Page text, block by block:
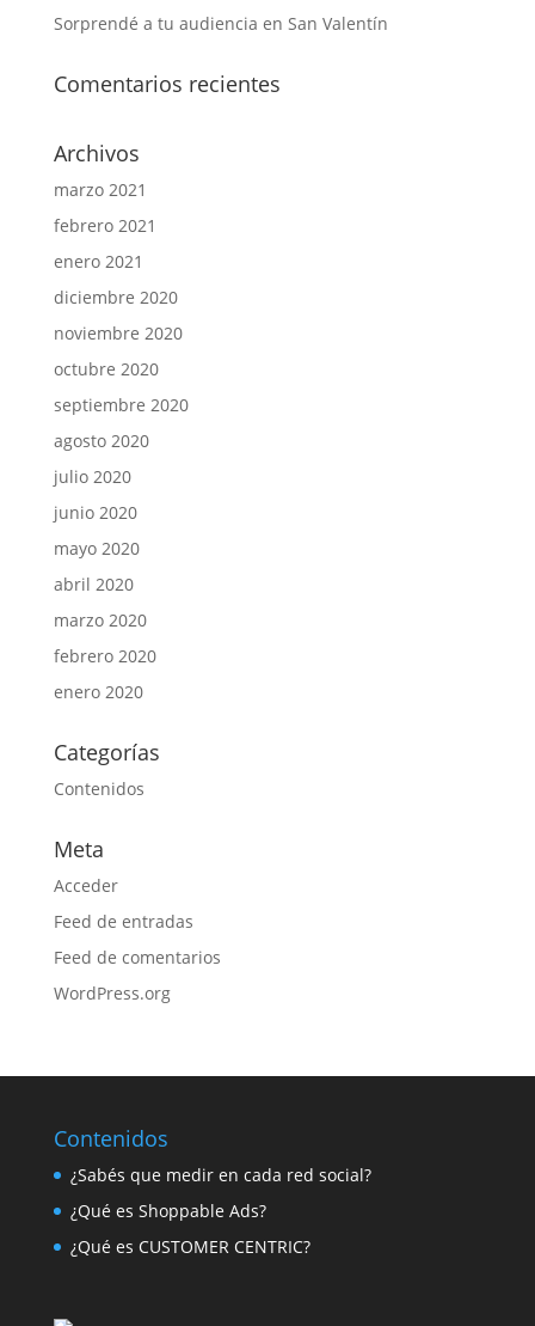
Sorprendé a tu audiencia en San Valentín
Comentarios recientes
Archivos
marzo 2021
febrero 2021
enero 2021
diciembre 2020
noviembre 2020
octubre 2020
septiembre 2020
agosto 2020
julio 2020
junio 2020
mayo 2020
abril 2020
marzo 2020
febrero 2020
enero 2020
Categorías
Contenidos
Meta
Acceder
Feed de entradas
Feed de comentarios
WordPress.org
Contenidos
¿Sabés que medir en cada red social?
¿Qué es Shoppable Ads?
¿Qué es CUSTOMER CENTRIC?